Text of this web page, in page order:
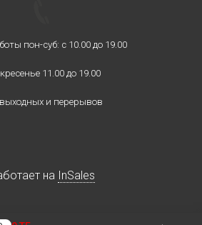
пон-суб: с 10.00 до 19.00
11.00 до 19.00
и перерывов
на InSales